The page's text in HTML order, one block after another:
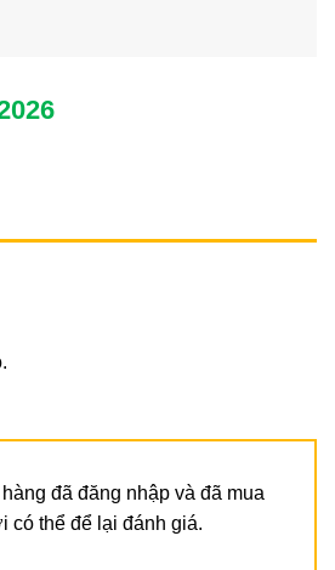
đã đăng nhập và đã mua
có thể để lại đánh giá.